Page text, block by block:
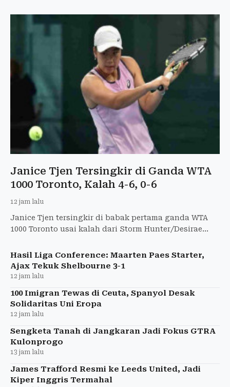
Janice Tjen Tersingkir di Ganda WTA
1000 Toronto, Kalah 4-6, 0-6
12 jam lalu
Janice Tjen tersingkir di babak pertama ganda WTA
1000 Toronto usai kalah dari Storm Hunter/Desirae
Hasil Liga Conference: Maarten Paes Starter,
Ajax Tekuk Shelbourne 3-1
12 jam lalu
100 Imigran Tewas di Ceuta, Spanyol Desak
Solidaritas Uni Eropa
12 jam lalu
Sengketa Tanah di Jangkaran Jadi Fokus GTRA
Kulonprogo
13 jam lalu
James Trafford Resmi ke Leeds United, Jadi
Kiper Inggris Termahal